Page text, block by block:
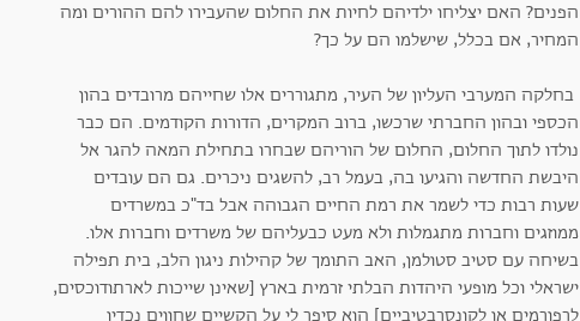
הפנים? האם יצליחו ילדיהם לחיות את החלום שהעבירו להם ההורים ומה
המחיר, אם בכלל, שישלמו הם על כך?
בחלקה המערבי העליון של העיר, מתגוררים אלו שחייהם מרובדים בהון
הכספי ובהון החברתי שרכשו, ברוב המקרים, הדורות הקודמים. הם כבר
נולדו לתוך החלום, החלום של הוריהם שבחרו בתחילת המאה להגר אל
היבשת החדשה והגיעו בה, בעמל רב, להשגים ניכרים. גם הם עובדים
שעות רבות כדי לשמר את רמת החיים הגבוהה אבל בד"כ במשרדים
ממוזגים וחברות מתגמלות ולא מעט כבעליהם של משרדים וחברות אלו.
בשיחה עם סטיב סטולמן, האב התומך של קהילות ניגון הלב, בית תפילה
ישראלי וכל מופעי היהדות הבלתי זרמית בארץ [שאינן שייכות לארתודוכסים,
לרפורמים או לקונסרבטיביים] הוא סיפר לי על הקשיים שחווים נכדיו